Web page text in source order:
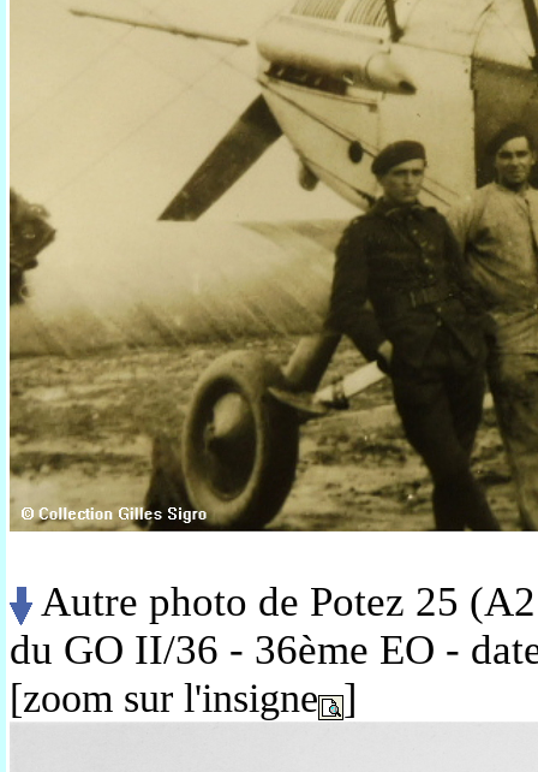
Autre photo de Potez 25
du GO II/36 - 36ème EO -
[zoom sur l'insigne ]